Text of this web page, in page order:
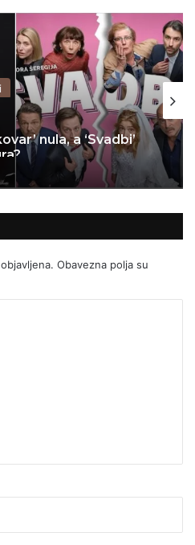
nula, a ‘Svadbi’
Obavezna polja su